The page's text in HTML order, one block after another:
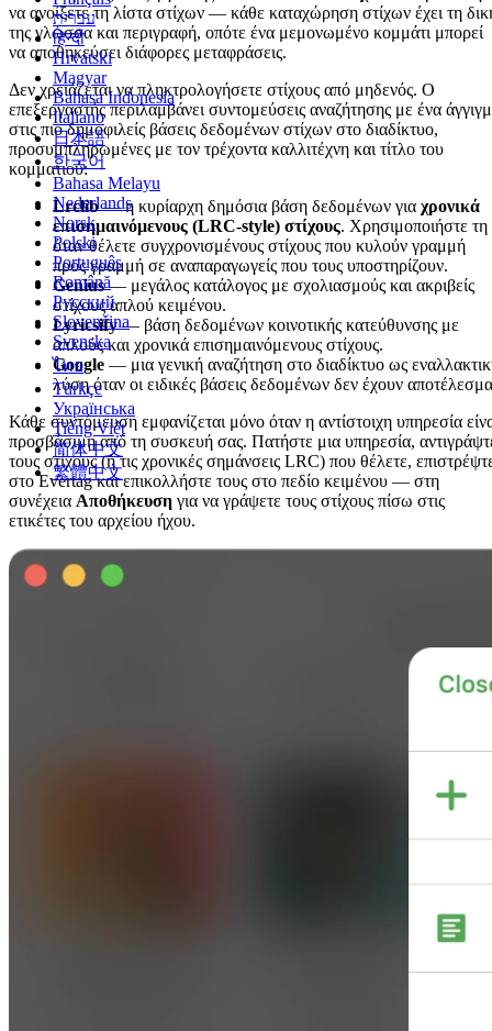
עברית
हिन्दी
Hrvatski
Magyar
Bahasa Indonesia
Italiano
日本語
한국어
Bahasa Melayu
Nederlands
Norsk
Polski
Português
Română
Русский
Slovenčina
Svenska
ไทย
Türkçe
Українська
Tiếng Việt
简体中文
繁體中文
να ανοίξετε τη λίστα στίχων — κάθε καταχώρηση στίχων έχει τη
της γλώσσα και περιγραφή, οπότε ένα μεμονωμένο κομμάτι μπορεί
να αποθηκεύσει διάφορες μεταφράσεις.
Δεν χρειάζεται να πληκτρολογήσετε στίχους από μηδενός. Ο
επεξεργαστής περιλαμβάνει συντομεύσεις αναζήτησης με ένα
στις πιο δημοφιλείς βάσεις δεδομένων στίχων στο διαδίκτυο,
προσυμπληρωμένες με τον τρέχοντα καλλιτέχνη και τίτλο του
κομματιού:
Lrclib— η κυρίαρχη δημόσια βάση δεδομένων για χρονικά
επισημαινόμενους (LRC-style) στίχους. Χρησιμοποιήστε τη
όταν θέλετε συγχρονισμένους στίχους που κυλούν γραμμή
προς γραμμή σε αναπαραγωγείς που τους υποστηρίζουν.
Genius— μεγάλος κατάλογος με σχολιασμούς και ακριβείς
στίχους απλού κειμένου.
Lyricsify— βάση δεδομένων κοινοτικής κατεύθυνσης με
απλούς και χρονικά επισημαινόμενους στίχους.
Google — μια γενική αναζήτηση στο διαδίκτυο ως
λύση όταν οι ειδικές βάσεις δεδομένων δεν έχουν
Κάθε συντόμευση εμφανίζεται μόνο όταν η αντίστοιχη υπηρεσία
προσβάσιμη από τη συσκευή σας. Πατήστε μια υπηρεσία,
τους στίχους (ή τις χρονικές σημάνσεις LRC) που θέλετε,
στο Evertag και επικολλήστε τους στο πεδίο κειμένου — στη
συνέχεια Αποθήκευση για να γράψετε τους στίχους πίσω στις
ετικέτες του αρχείου ήχου.